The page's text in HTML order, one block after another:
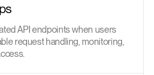
API endpoints when users
request handling, monitoring,